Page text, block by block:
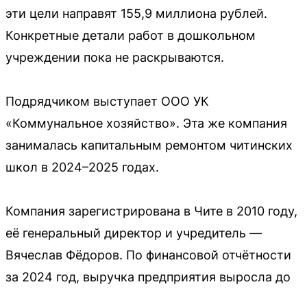
эти цели направят 155,9 миллиона рублей.
Конкретные детали работ в дошкольном
учреждении пока не раскрываются.
Подрядчиком выступает ООО УК
«Коммунальное хозяйство». Эта же компания
занималась капитальным ремонтом читинских
школ в 2024–2025 годах.
Компания зарегистрирована в Чите в 2010 году,
её генеральный директор и учредитель —
Вячеслав Фёдоров. По финансовой отчётности
за 2024 год, выручка предприятия выросла до